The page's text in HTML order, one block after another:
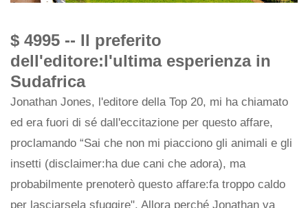
$ 4995 -- Il preferito
dell'editore:l'ultima esperienza in
Sudafrica
Jonathan Jones, l'editore della Top 20, mi ha chiamato
ed era fuori di sé dall'eccitazione per questo affare,
proclamando “Sai che non mi piacciono gli animali e gli
insetti (disclaimer:ha due cani che adora), ma
probabilmente prenoterò questo affare:fa troppo caldo
per lasciarsela sfuggire". Allora perché Jonathan va